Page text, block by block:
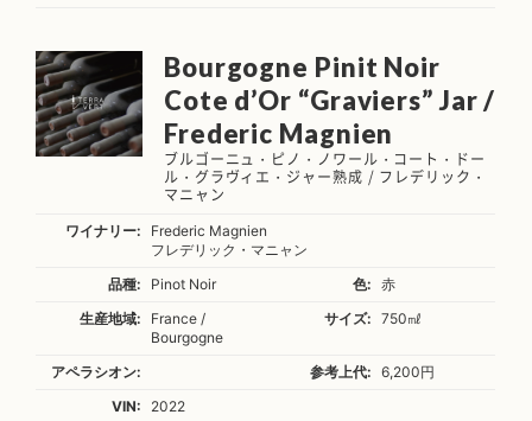
Bourgogne Pinit Noir
Cote d’Or “Graviers” Jar /
Frederic Magnien
ブルゴーニュ・ピノ・ノワール・コート・ドー
ル・グラヴィエ・ジャー熟成 / フレデリック・
マニャン
ワイナリー:
Frederic Magnien
フレデリック・マニャン
品種:
Pinot Noir 色:
赤
生産地域:
France /
Bourgogne
サイズ: 750㎖
アペラシオン: 参考上代:
6,200円
VIN:
2022